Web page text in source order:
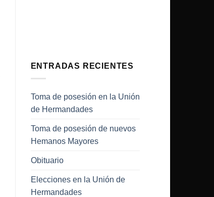
ENTRADAS RECIENTES
Toma de posesión en la Unión
de Hermandades
Toma de posesión de nuevos
Hemanos Mayores
Obituario
Elecciones en la Unión de
Hermandades